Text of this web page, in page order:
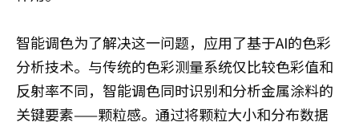
智能调色为了解决这一问题，应用了基于AI的色彩
分析技术。与传统的色彩测量系统仅比较色彩值和
反射率不同，智能调色同时识别和分析金属涂料的
关键要素——颗粒感。通过将颗粒大小和分布数据